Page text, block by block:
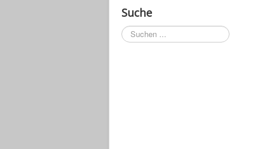
Suche
Suchen
...